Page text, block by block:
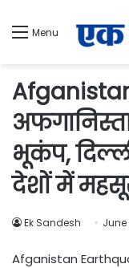
Menu
भूकंप,
देशों में
Ek Sandesh June
Afganistan